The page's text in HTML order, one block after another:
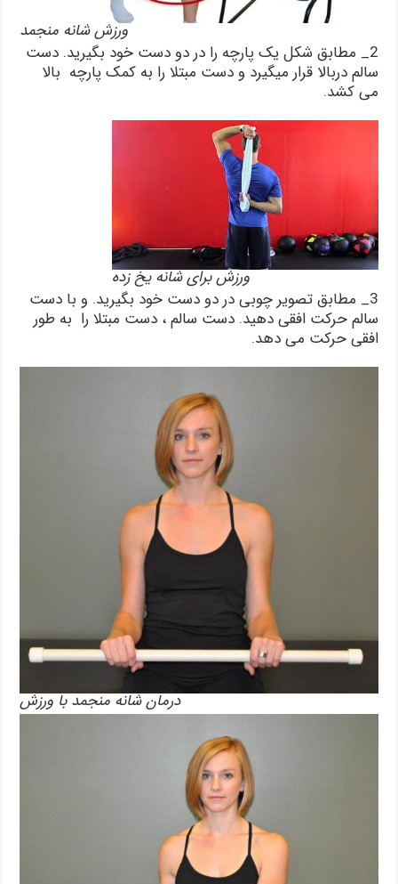
ورزش شانه منجمد
2_ مطابق شکل یک پارچه را در دو دست خود بگیرید. دست
سالم دربالا قرار میگیرد و دست مبتلا را به کمک پارچه بالا
می کشد.
ورزش برای شانه یخ زده
3_ مطابق تصویر چوبی در دو دست خود بگیرید. و با دست
سالم حرکت افقی دهید. دست سالم ، دست مبتلا را به طور
افقی حرکت می دهد.
درمان شانه منجمد با ورزش